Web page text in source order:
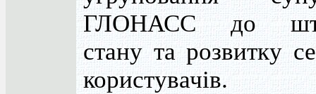
ГЛОНАСС до
стану та розвитку
користувачів.